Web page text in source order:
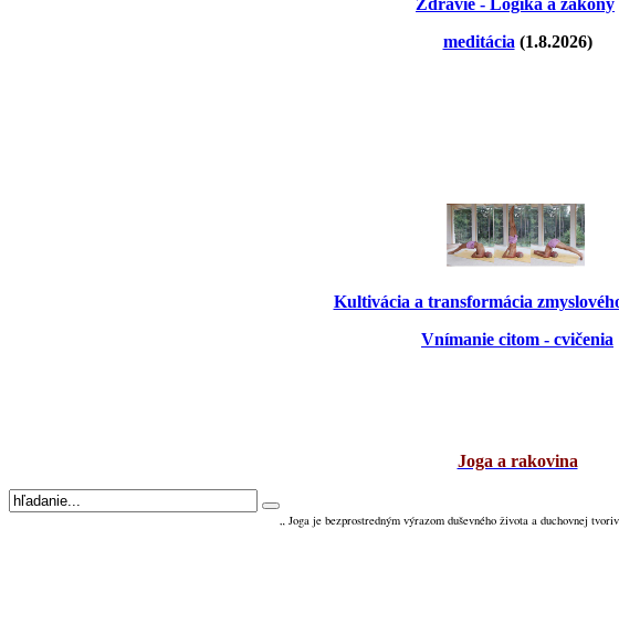
Zdravie - Logika a zákony
meditácia(1.8.2026)
Kultivácia a transformácia
Vnímanie citom - cvičenia
Joga a rakovina
„ Joga je bezprostredným výrazom duševného života a duchovnej